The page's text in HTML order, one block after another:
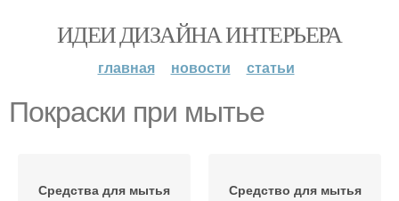
ИДЕИ ДИЗАЙНА ИНТЕРЬЕРА
главная новости статьи
Покраски при мытье
Средства для мытья Средство для мытья